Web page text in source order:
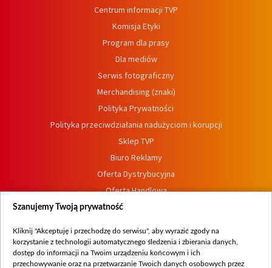
Centrum informacji TVP
Komisja Etyki
Program dla prasy
Dla mediów
Serwis fotograficzny
Merchandising (znaki)
Polityka Prywatności
Polityka przeciwdziałania nadużyciom i korupcji
Sklep TVP
Biuro Reklamy
Oferta Dystrybucyjna
Oferta Handlowa
Dostępność
Procedura zgłoszeń wewnętrznych
Szanujemy Twoją prywatność
Kliknij "Akceptuję i przechodzę do serwisu", aby wyrazić zgody na
korzystanie z technologii automatycznego śledzenia i zbierania danych,
dostęp do informacji na Twoim urządzeniu końcowym i ich
przechowywanie oraz na przetwarzanie Twoich danych osobowych przez